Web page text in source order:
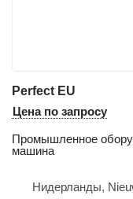
Perfect EU
Цена по запросу
Промышленное
машина
Нидерланды,